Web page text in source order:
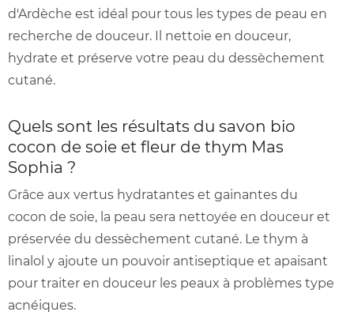
d'Ardèche est idéal pour tous les types de peau en
recherche de douceur. Il nettoie en douceur,
hydrate et préserve votre peau du dessèchement
cutané.
Quels sont les résultats du savon bio
cocon de soie et fleur de thym Mas
Sophia ?
Grâce aux vertus hydratantes et gainantes du
cocon de soie, la peau sera nettoyée en douceur et
préservée du dessèchement cutané. Le thym à
linalol y ajoute un pouvoir antiseptique et apaisant
pour traiter en douceur les peaux à problèmes type
acnéiques.